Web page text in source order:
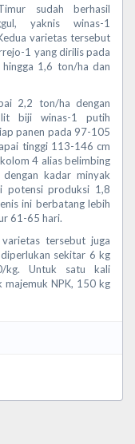
sudah berhasil
yaknis winas-1
varietas tersebut
1 yang dirilis pada
1,6 ton/ha dan
2,2 ton/ha dengan
biji winas-1 putih
panen pada 97-105
tinggi 113-146 cm
4 alias belimbing
kadar minyak
potensi produksi 1,8
ini berbatang lebih
61-65 hari.
tersebut juga
sekitar 6 kg
kg. Untuk satu kali
NPK, 150 kg